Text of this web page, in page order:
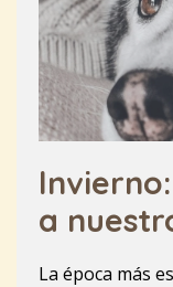
a
La época más